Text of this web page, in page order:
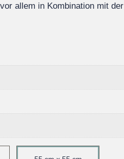
allem in Kombination mit der